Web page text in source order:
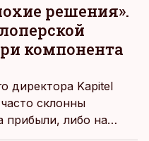
решения».
компонента
директора Kapitel
склонны
прибыли, либо на
держится на